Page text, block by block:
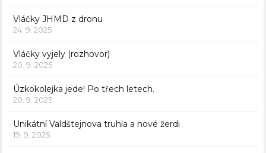
Vláčky JHMD z dronu
24. 9. 2025
Vláčky vyjely (rozhovor)
20. 9. 2025
Úzkokolejka jede! Po třech letech.
20. 9. 2025
Unikátní Valdštejnova truhla a nové žerdi
19. 9. 2025